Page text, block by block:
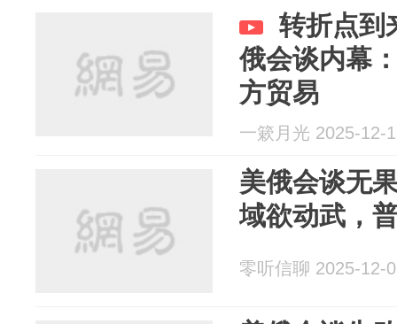
转折点到
俄会谈内幕
方贸易
一簌月光 2025-12-
美俄会谈无
域欲动武，
零听信聊 2025-12-